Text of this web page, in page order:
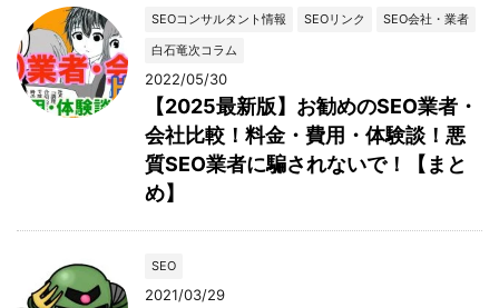
SEOコンサルタント情報 SEOリンク
SEO会社・業者
白石竜次コラム
2022/05/30
【2025最新版】お勧めのSEO業者・
会社比較！料金・費用・体験談！悪
質SEO業者に騙されないで！【まと
め】
SEO
2021/03/29